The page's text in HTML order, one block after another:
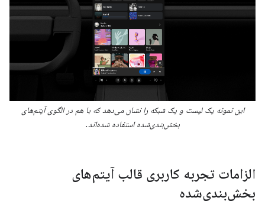
این نمونه یک لیست و یک شبکه را نشان می‌دهد که با هم در الگوی آیتم‌های
بخش‌بندی‌شده استفاده شده‌اند.
الزامات تجربه کاربری قالب آیتم‌های
بخش‌بندی‌شده